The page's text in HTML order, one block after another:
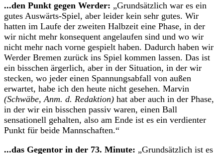
...den Punkt gegen Werder: „Grundsätzlich war es ein
gutes Auswärts-Spiel, aber leider kein sehr gutes. Wir
hatten im Laufe der zweiten Halbzeit eine Phase, in der
wir nicht mehr konsequent angelaufen sind und wo wir
nicht mehr nach vorne gespielt haben. Dadurch haben wir
Werder Bremen zurück ins Spiel kommen lassen. Das ist
ein bisschen ärgerlich, aber in der Situation, in der wir
stecken, wo jeder einen Spannungsabfall von außen
erwartet, habe ich den heute nicht gesehen. Marvin
(Schwäbe, Anm. d. Redaktion) hat aber auch in der Phase,
in der wir ein bisschen passiv waren, einen Ball
sensationell gehalten, also am Ende ist es ein verdienter
Punkt für beide Mannschaften.“
...das Gegentor in der 73. Minute: „Grundsätzlich ist es